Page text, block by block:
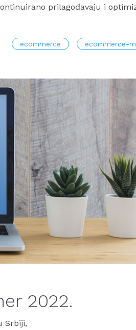
prilagođavaju i
ecommerce ecommerce-
2022.
Srbiji,